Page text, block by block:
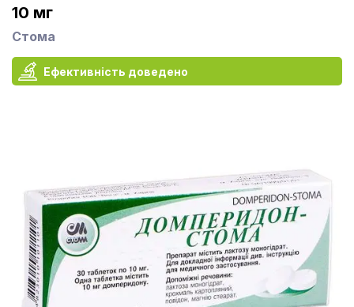
10 мг
Стома
Ефективність доведено